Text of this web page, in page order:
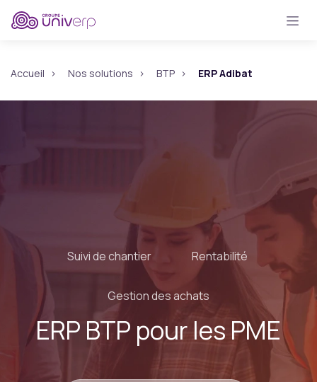
Se rendre au contenu
Accueil Nos solutions BTP ERP Adibat
Suivi de chantier Rentabilité
Gestion des achats
ERP BTP pour les PME